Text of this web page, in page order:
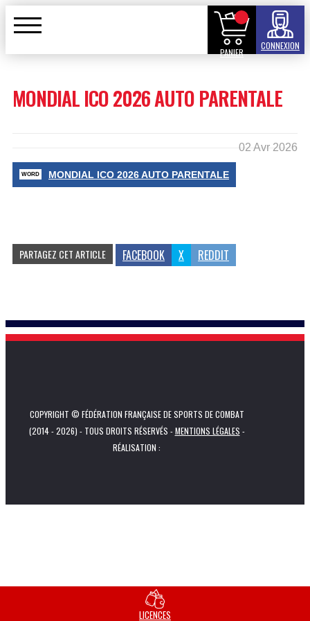
PANIER
CONNEXION
MONDIAL ICO 2026 AUTO PARENTALE
02 Avr 2026
MONDIAL ICO 2026 AUTO PARENTALE
PARTAGEZ CET ARTICLE FACEBOOK X REDDIT
COPYRIGHT © FÉDÉRATION FRANÇAISE DE SPORTS DE COMBAT
(2014 - 2026) - TOUS DROITS RÉSERVÉS -MENTIONS LÉGALES -
RÉALISATION :
LICENCES